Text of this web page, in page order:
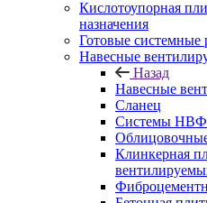
Кислотоупорная
назначения
Готовые системные
Навесные
Назад
Навесные
Сланец
Системы НВФ
Клинкерная